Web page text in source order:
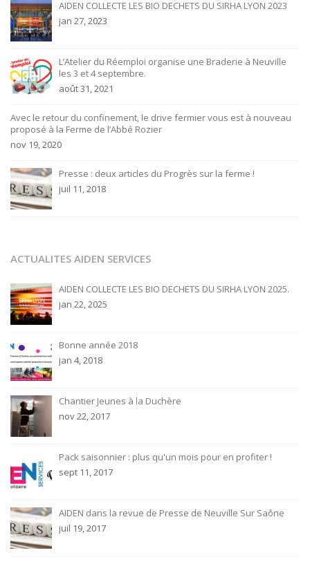
AIDEN COLLECTE LES BIO DECHETS DU SIRHA LYON 2023
jan 27, 2023
L’Atelier du Réemploi organise une Braderie à Neuville
les 3 et 4 septembre.
août 31, 2021
Avec le retour du confinement, le drive fermier vous est à nouveau
proposé à la Ferme de l’Abbé Rozier
nov 19, 2020
Presse : deux articles du Progrès sur la ferme !
juil 11, 2018
ACTUALITES AIDEN SERVICES
AIDEN COLLECTE LES BIO DECHETS DU SIRHA LYON 2025.
jan 22, 2025
Bonne année 2018
jan 4, 2018
Chantier Jeunes à la Duchère
nov 22, 2017
Pack saisonnier : plus qu'un mois pour en profiter !
sept 11, 2017
AIDEN dans la revue de Presse de Neuville Sur Saône
juil 19, 2017